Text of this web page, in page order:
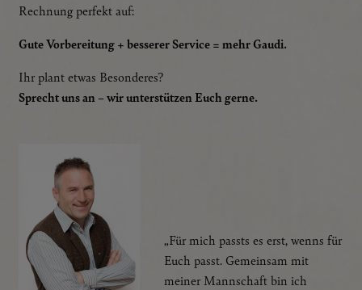
Rechnung perfekt auf:
Gute Vorbereitung + besserer Service = mehr Gaudi.
Ihr plant etwas Besonderes?
Sprecht uns an – wir unterstützen Euch gerne.
„Für mich passts es erst, wenns für
Euch passt. Gemeinsam mit
meiner Mannschaft bin ich